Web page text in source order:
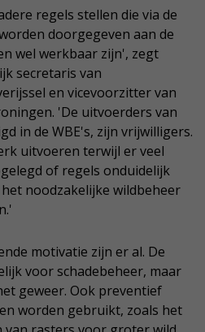
regels stellen die via de
doorgegeven aan de
wel werkbaar zijn', zegt
secretaris van
en vicevoorzitter van
'De uitvoerders van
in de WBE's, zijn vrijwilligers.
uitvoeren terwijl er veel
of regels onduidelijk
noodzakelijke wildbeheer
motivatie zijn er al. De
voor schadebeheer, maar
geweer. Ook preventief
worden gebruikt, zoals het